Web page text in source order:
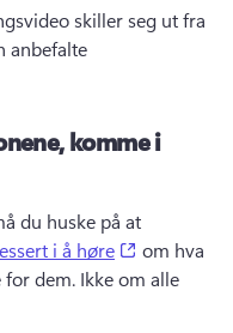
skiller seg ut fra
anbefalte
komme i
du huske på at
i å høre (opens in
om hva
for dem. Ikke om alle